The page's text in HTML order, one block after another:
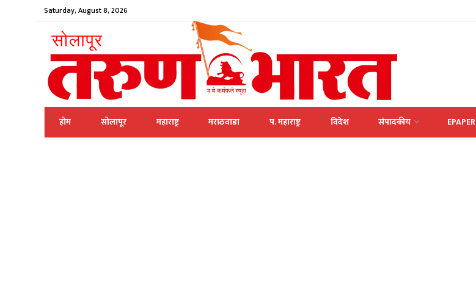
Saturday, August 8, 2026
होम सोलापूर महाराष्ट्र मराठवाडा प. महाराष्ट्र विदेश संपादकीय EPAPER